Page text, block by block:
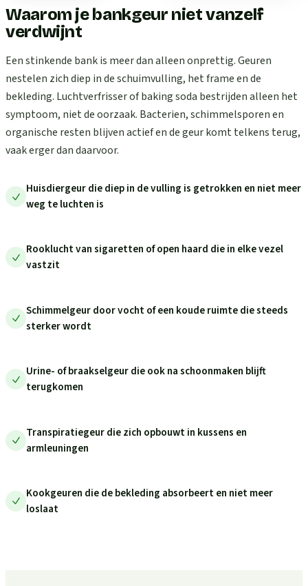
Waarom je bankgeur niet vanzelf
verdwijnt
Een stinkende bank is meer dan alleen onprettig. Geuren
nestelen zich diep in de schuimvulling, het frame en de
bekleding. Luchtverfrisser of baking soda bestrijden alleen het
symptoom, niet de oorzaak. Bacterien, schimmelsporen en
organische resten blijven actief en de geur komt telkens terug,
vaak erger dan daarvoor.
Huisdiergeur die diep in de vulling is getrokken en niet meer
weg te luchten is
Rooklucht van sigaretten of open haard die in elke vezel
vastzit
Schimmelgeur door vocht of een koude ruimte die steeds
sterker wordt
Urine- of braakselgeur die ook na schoonmaken blijft
terugkomen
Transpiratiegeur die zich opbouwt in kussens en
armleuningen
Kookgeuren die de bekleding absorbeert en niet meer
loslaat